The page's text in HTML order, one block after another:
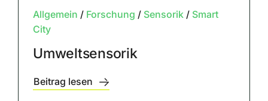
Allgemein / Forschung / Sensorik/ Smart
City
Umweltsensorik
Beitrag lesen